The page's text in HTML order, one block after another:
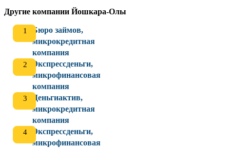
Другие компании Йошкара-Олы
Бюро займов,
микрокредитная
компания
Экспрессденьги,
микрофинансовая
компания
Деньгиактив,
микрокредитная
компания
Экспрессденьги,
микрофинансовая